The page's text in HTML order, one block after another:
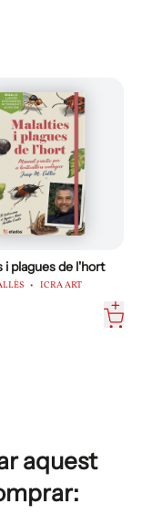
i plagues de l'hort
ICRA ART
aquest